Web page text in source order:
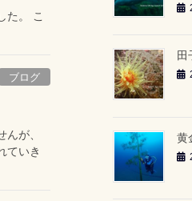
た。 こ
ブログ
が、
ていき
田
黄